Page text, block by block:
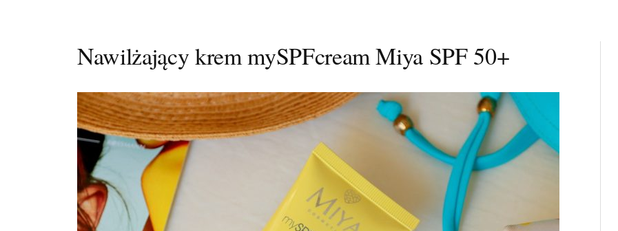
Nawilżający krem mySPFcream Miya SPF 50+